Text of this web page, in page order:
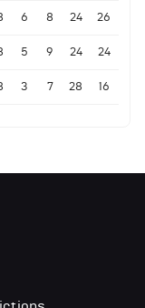
6 8 24 26
5 9 24 24
3 7 28 16